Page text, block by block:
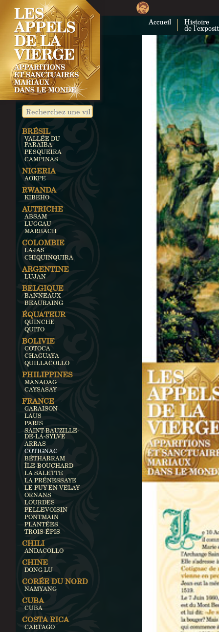
Accueil Histoire
de
BRÉSIL
VALLÉE DU
PARAIBA
PESQUEIRA
CAMPINAS
NIGERIA
AOKPE
RWANDA
KIBEHO
AUTRICHE
ABSAM
LUGGAU
MARBACH
COLOMBIE
LAJAS
CHIQUINQUIRA
ARGENTINE
LUJAN
BELGIQUE
BANNEAUX
BEAURAING
ÉQUATEUR
QUINCHE
QUITO
BOLIVIE
COTOCA
CHAGUAYA
QUILLACOLLO
PHILIPPINES
MANAOAG
CAYSASAY
FRANCE
GARAISON
LAUS
PARIS
SAINT-BAUZILLE-
DE-LA-SYLVE
ARRAS
COTIGNAC
BÉTHARRAM
ÎLE-BOUCHARD
LA SALETTE
LA PRÉNESSAYE
LE PUY EN VELAY
ORNANS
LOURDES
PELLEVOISIN
PONTMAIN
PLANTÉES
TROIS-ÉPIS
CHILI
ANDACOLLO
CHINE
DONG LU
CORÉE DU NORD
NAMYANG
CUBA
CUBA
COSTA RICA
CARTAGO